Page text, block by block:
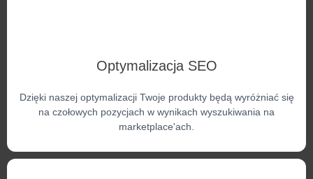
Optymalizacja SEO
Dzięki naszej optymalizacji Twoje produkty będą wyróżniać się
na czołowych pozycjach w wynikach wyszukiwania na
marketplace'ach.